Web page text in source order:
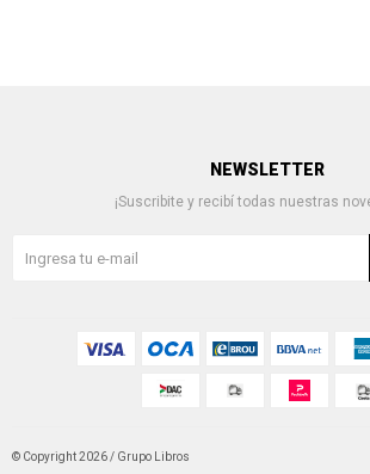
NEWSLETTER
¡Suscribite y recibí todas nuestras
© Copyright 2026 / Grupo Libros